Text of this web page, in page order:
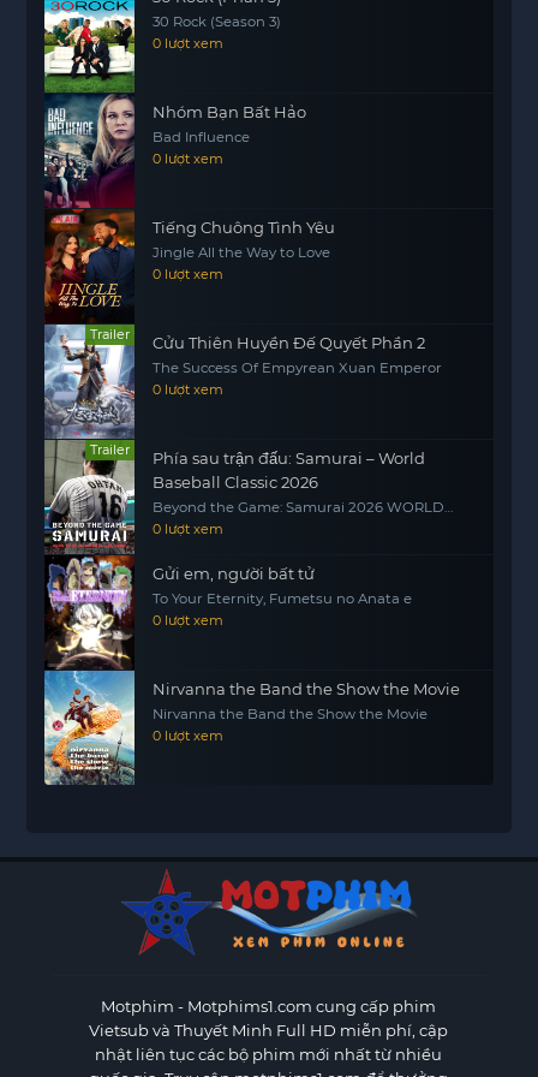
của mình.
Hãn Thê Nhà Tôi Không Dễ Chọc không chỉ là câu
chuyện về tình yêu và sự hy sinh, mà còn là hành
trình của những người dám đứng lên vì lẽ phải, vì
công lý và vì tương lai tươi sáng hơn cho thế hệ
sau.
30 Rock (Season 3)
0 lượt xem
Nhóm Bạn Bất Hảo
Bad Influence
0 lượt xem
Tiếng Chuông Tình Yêu
Jingle All the Way to Love
0 lượt xem
Trailer Cửu Thiên Huyền Đế Quyết Phần 2
The Success Of Empyrean Xuan Emperor
0 lượt xem
Trailer
Phía sau trận đấu: Samurai – World
Baseball Classic 2026
Beyond the Game: Samurai 2026 WORLD
BASEBALL CLASSIC
0 lượt xem
Gửi em, người bất tử
To Your Eternity, Fumetsu no Anata e
0 lượt xem
Nirvanna the Band the Show the Movie
Nirvanna the Band the Show the Movie
0 lượt xem
Motphim - Motphims1.com cung cấp phim
Vietsub và Thuyết Minh Full HD miễn phí, cập
nhật liên tục các bộ phim mới nhất từ nhiều